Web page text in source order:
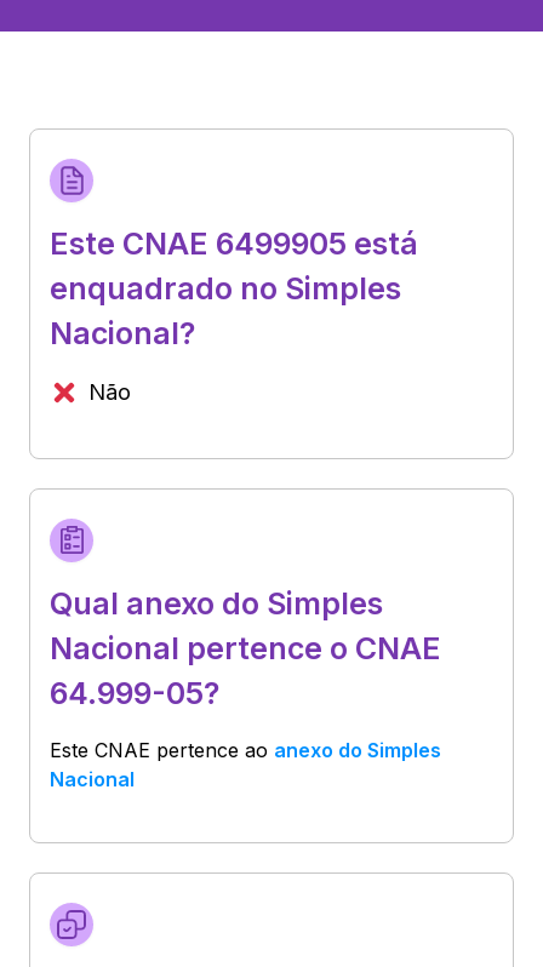
Este CNAE 6499905 está
enquadrado no Simples
Nacional?
Não
Qual anexo do Simples
Nacional pertence o CNAE
64.999-05?
Este CNAE pertence ao anexo do Simples
Nacional